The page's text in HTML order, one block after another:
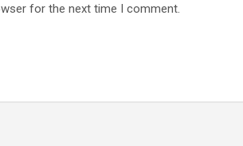
for the next time I comment.